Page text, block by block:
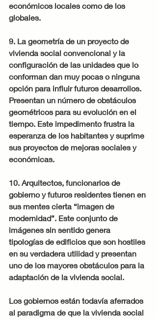
económicos locales como de los
globales.
9. La geometría de un proyecto de
vivienda social convencional y la
configuración de las unidades que lo
conforman dan muy pocas o ninguna
opción para influir futuros desarrollos.
Presentan un número de obstáculos
geométricos para su evolución en el
tiempo. Este impedimento frustra la
esperanza de los habitantes y suprime
sus proyectos de mejoras sociales y
económicas.
10. Arquitectos, funcionarios de
gobierno y futuros residentes tienen en
sus mentes cierta “imagen de
modernidad”. Este conjunto de
imágenes sin sentido genera
tipologías de edificios que son hostiles
en su verdadera utilidad y presentan
uno de los mayores obstáculos para la
adaptación de la vivienda social.
Los gobiernos están todavía aferrados
al paradigma de que la vivienda social